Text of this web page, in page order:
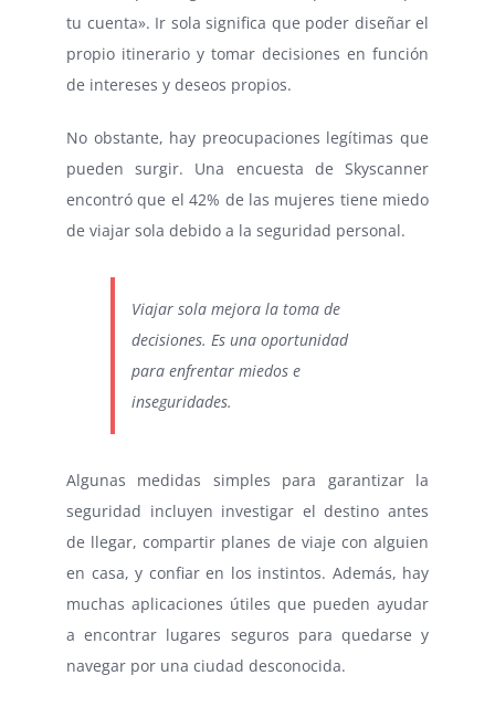
tu cuenta». Ir sola significa que poder diseñar el
propio itinerario y tomar decisiones en función
de intereses y deseos propios.
No obstante, hay preocupaciones legítimas que
pueden surgir. Una encuesta de Skyscanner
encontró que el 42% de las mujeres tiene miedo
de viajar sola debido a la seguridad personal.
Viajar sola mejora la toma de
decisiones. Es una oportunidad
para enfrentar miedos e
inseguridades.
Algunas medidas simples para garantizar la
seguridad incluyen investigar el destino antes
de llegar, compartir planes de viaje con alguien
en casa, y confiar en los instintos. Además, hay
muchas aplicaciones útiles que pueden ayudar
a encontrar lugares seguros para quedarse y
navegar por una ciudad desconocida.